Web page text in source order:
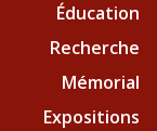
Éducation
Recherche
Mémorial
Expositions